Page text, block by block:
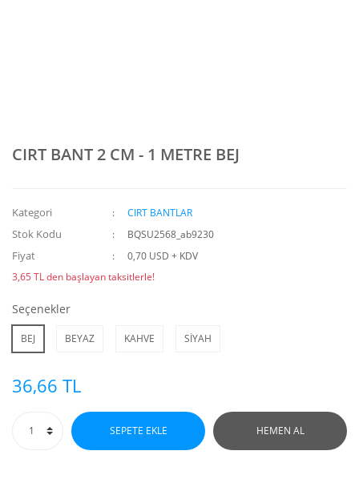
CIRT BANT 2 CM - 1 METRE BEJ
Kategori CIRT BANTLAR
Stok Kodu BQSU2568_ab9230
Fiyat
0,70 USD + KDV
3,65 TL den başlayan taksitlerle!
Seçenekler
BEJ BEYAZ KAHVE SİYAH
36,66 TL
SEPETE EKLE HEMEN AL